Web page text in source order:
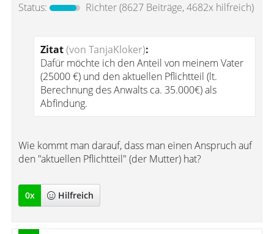
Status:
Richter(8627 Beiträge, 4682x hilfreich)
Zitat(von TanjaKloker):
Dafür möchte ich den Anteil von meinem Vater
(25000 €) und den aktuellen Pflichtteil (lt.
Berechnung des Anwalts ca. 35.000€) als
Abfindung.
Wie kommt man darauf, dass man einen Anspruch auf
den "aktuellen Pflichtteil" (der Mutter) hat?
0x Hilfreich